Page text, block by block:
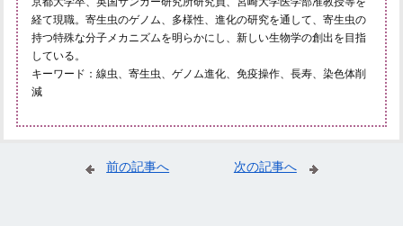
経て現職。寄生虫のゲノム、多様性、進化の研究を通して、寄生虫の
持つ特殊な分子メカニズムを明らかにし、新しい生物学の創出を目指
している。
キーワード：線虫、寄生虫、ゲノム進化、免疫操作、長寿、染色体削
減
前の記事へ 次の記事へ